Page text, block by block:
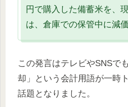
円で購入した備蓄米を、
は、倉庫での保管中に減
この発言はテレビやSNSで
却」という会計用語が一時
話題となりました。